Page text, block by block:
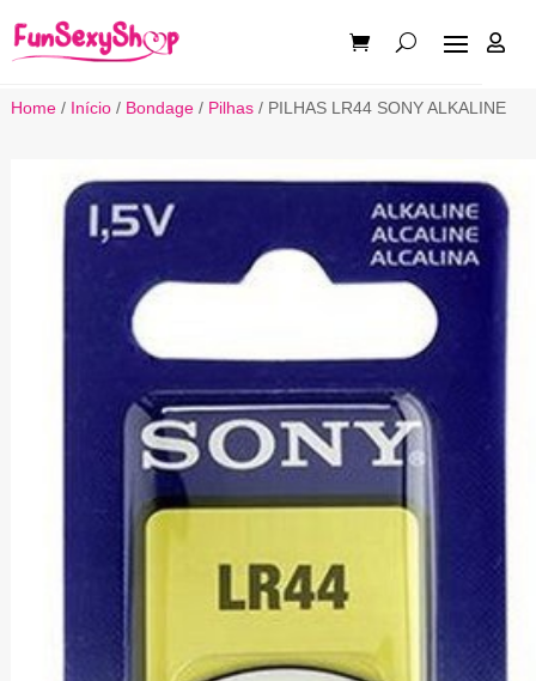

Home/ Início/ Bondage/ Pilhas/ PILHAS LR44 SONY ALKALINE